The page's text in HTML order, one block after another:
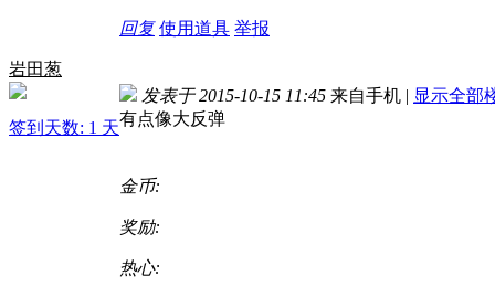
回复 使用道具 举报
岩田葱
签到天数: 1 天
发表于 2015-10-15 11:45 来自手机 | 显示全部
有点像大反弹
金币:
奖励:
热心: